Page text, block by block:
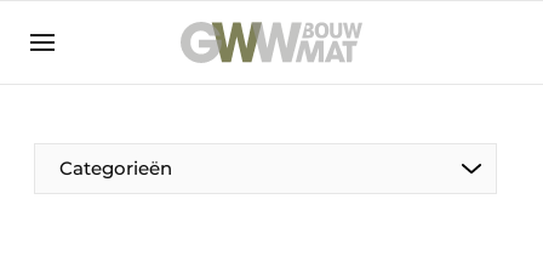
NL EN
Categorieën